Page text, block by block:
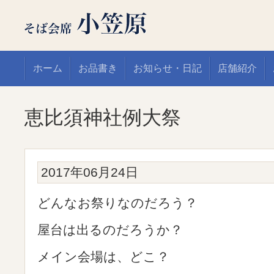
ホーム お品書き お知らせ・日記 店舗紹介
恵比須神社例大祭
2017年06月24日
どんなお祭りなのだろう？
屋台は出るのだろうか？
メイン会場は、どこ？